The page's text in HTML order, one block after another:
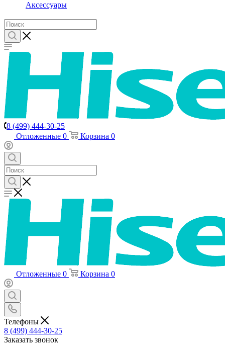
Аксессуары
8 (499) 444-30-25
Отложенные 0 Корзина 0
Отложенные 0 Корзина 0
Телефоны
8 (499) 444-30-25
Заказать звонок